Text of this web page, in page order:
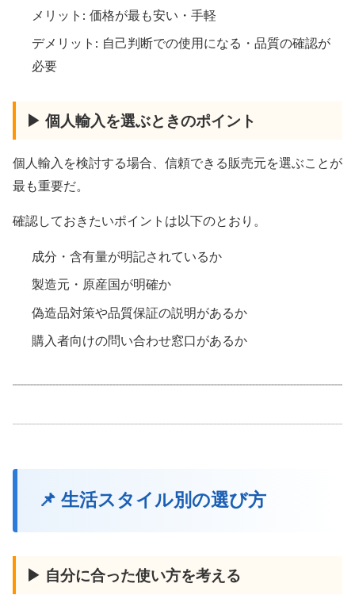
メリット: 価格が最も安い・手軽
デメリット: 自己判断での使用になる・品質の確認が
必要
▶ 個人輸入を選ぶときのポイント
個人輸入を検討する場合、信頼できる販売元を選ぶことが
最も重要だ。
確認しておきたいポイントは以下のとおり。
成分・含有量が明記されているか
製造元・原産国が明確か
偽造品対策や品質保証の説明があるか
購入者向けの問い合わせ窓口があるか
📌 生活スタイル別の選び方
▶ 自分に合った使い方を考える